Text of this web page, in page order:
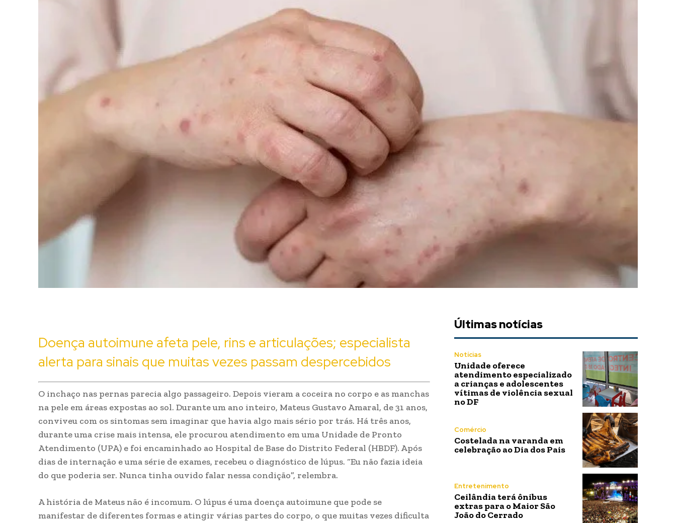
Doença autoimune afeta pele, rins e articulações; especialista
alerta para sinais que muitas vezes passam despercebidos
O inchaço nas pernas parecia algo passageiro. Depois vieram a coceira no corpo e as manchas
na pele em áreas expostas ao sol. Durante um ano inteiro, Mateus Gustavo Amaral, de 31 anos,
conviveu com os sintomas sem imaginar que havia algo mais sério por trás. Há três anos,
durante uma crise mais intensa, ele procurou atendimento em uma Unidade de Pronto
Atendimento (UPA) e foi encaminhado ao Hospital de Base do Distrito Federal (HBDF). Após
dias de internação e uma série de exames, recebeu o diagnóstico de lúpus. “Eu não fazia ideia
do que poderia ser. Nunca tinha ouvido falar nessa condição”, relembra.
A história de Mateus não é incomum. O lúpus é uma doença autoimune que pode se
manifestar de diferentes formas e atingir várias partes do corpo, o que muitas vezes dificulta
Últimas notícias
Notícias
Unidade oferece
atendimento especializado
a crianças e adolescentes
vítimas de violência sexual
no DF
Comércio
Costelada na varanda em
celebração ao Dia dos Pais
Entretenimento
Ceilândia terá ônibus
extras para o Maior São
João do Cerrado